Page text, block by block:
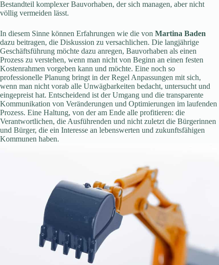
Bestandteil komplexer Bauvorhaben, der sich managen, aber nicht
völlig vermeiden lässt.
In diesem Sinne können Erfahrungen wie die von Martina Baden
dazu beitragen, die Diskussion zu versachlichen. Die langjährige
Geschäftsführung möchte dazu anregen, Bauvorhaben als einen
Prozess zu verstehen, wenn man nicht von Beginn an einen festen
Kostenrahmen vorgeben kann und möchte. Eine noch so
professionelle Planung bringt in der Regel Anpassungen mit sich,
wenn man nicht vorab alle Unwägbarkeiten bedacht, untersucht und
eingepreist hat. Entscheidend ist der Umgang und die transparente
Kommunikation von Veränderungen und Optimierungen im laufenden
Prozess. Eine Haltung, von der am Ende alle profitieren: die
Verantwortlichen, die Ausführenden und nicht zuletzt die Bürgerinnen
und Bürger, die ein Interesse an lebenswerten und zukunftsfähigen
Kommunen haben.